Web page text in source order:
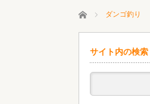
ホーム ダンゴ釣り
サイト内の検索